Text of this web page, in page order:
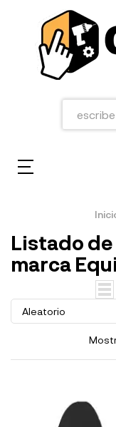
Listado
marca
Aleatorio